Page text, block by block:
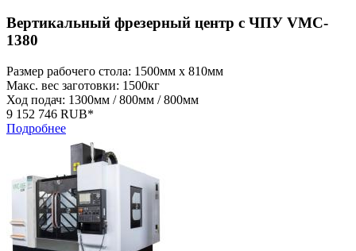
Вертикальный фрезерный центр с ЧПУ VMC-
1380
Размер рабочего стола: 1500мм x 810мм
Макс. вес заготовки: 1500кг
Ход подач: 1300мм / 800мм / 800мм
9 152 746 RUB*
Подробнее